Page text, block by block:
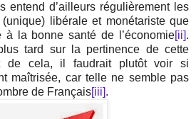
entend d’ailleurs régulièrement les
libérale et monétariste que
à la bonne santé de l’économie[ii].
tard sur la pertinence de cette
de cela, il faudrait plutôt voir si
maîtrisée, car telle ne semble pas
de Français[iii].